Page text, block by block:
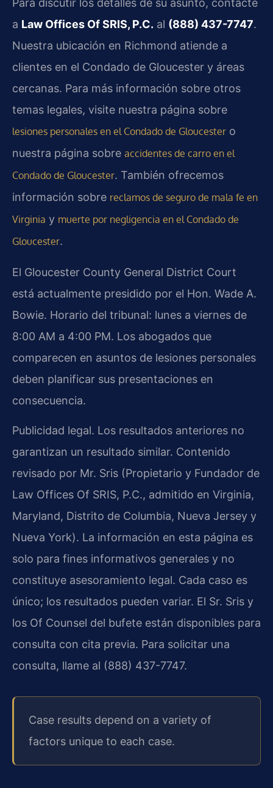
Para discutir los detalles de su asunto, contacte
a Law Offices Of SRIS, P.C. al (888) 437-7747.
Nuestra ubicación en Richmond atiende a
clientes en el Condado de Gloucester y áreas
cercanas. Para más información sobre otros
temas legales, visite nuestra página sobre
lesiones personales en el Condado de Gloucester o
nuestra página sobre accidentes de carro en el
Condado de Gloucester. También ofrecemos
información sobre reclamos de seguro de mala fe en
Virginia y muerte por negligencia en el Condado de
Gloucester.
El Gloucester County General District Court
está actualmente presidido por el Hon. Wade A.
Bowie. Horario del tribunal: lunes a viernes de
8:00 AM a 4:00 PM. Los abogados que
comparecen en asuntos de lesiones personales
deben planificar sus presentaciones en
consecuencia.
Publicidad legal. Los resultados anteriores no
garantizan un resultado similar. Contenido
revisado por Mr. Sris (Propietario y Fundador de
Law Offices Of SRIS, P.C., admitido en Virginia,
Maryland, Distrito de Columbia, Nueva Jersey y
Nueva York). La información en esta página es
solo para fines informativos generales y no
constituye asesoramiento legal. Cada caso es
único; los resultados pueden variar. El Sr. Sris y
los Of Counsel del bufete están disponibles para
consulta con cita previa. Para solicitar una
consulta, llame al (888) 437-7747.
Case results depend on a variety of
factors unique to each case.